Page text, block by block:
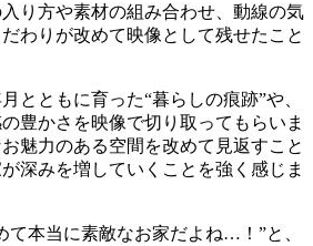
り方や素材の組み合わせ、動線の気
わりが改めて映像として残せたこと
とともに育った“暮らしの痕跡”や、
豊かさを映像で切り取ってもらいま
魅力のある空間を改めて見返すこと
深みを増していくことを強く感じま
て本当に素敵なお家だよね…！”と、